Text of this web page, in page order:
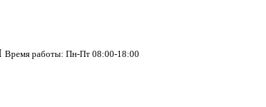
Время работы: Пн-Пт 08:00-18:00